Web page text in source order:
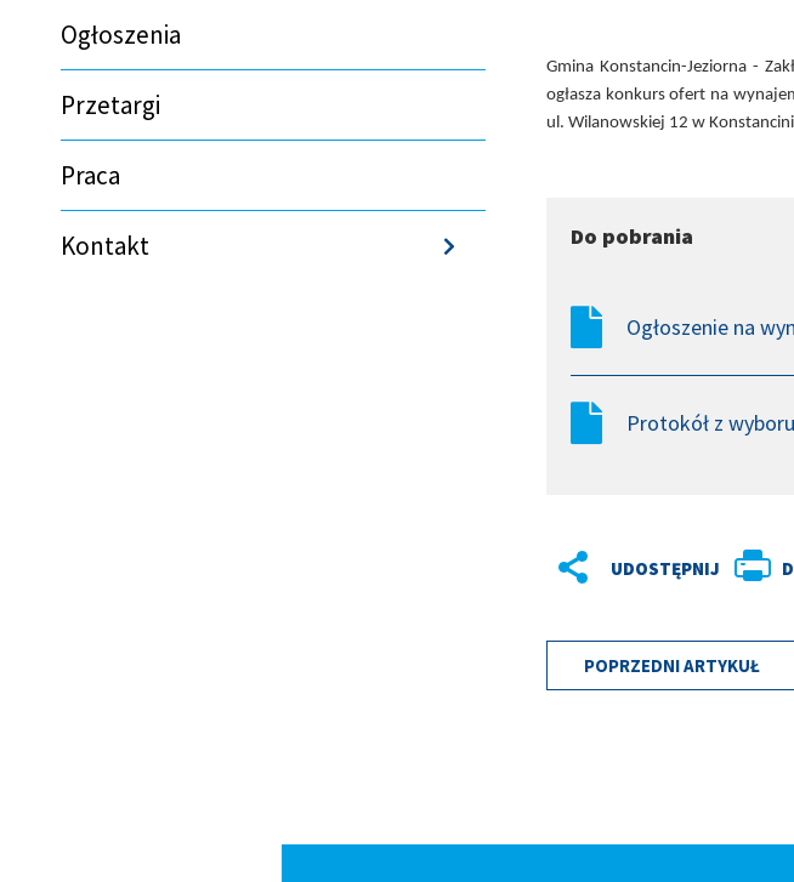
Ogłoszenia
Przetargi
Praca
Kontakt
Gmina Konstancin-Jeziorna -
ogłasza konkurs ofert na
ul. Wilanowskiej 12 w
Do pobrania
Ogłoszenie na
Protokół z
POPRZEDNI ARTYKUŁ